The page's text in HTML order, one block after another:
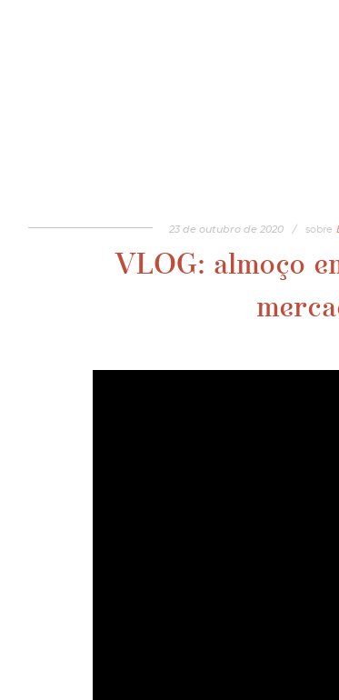
23 de outubro de 2020 / sobre
VLOG: almoço